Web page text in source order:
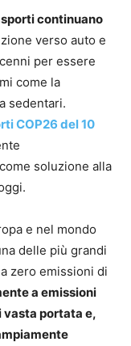
continuano
verso auto e
per essere
come la
sedentari.
COP26 del 10
soluzione alla
e nel mondo
delle più grandi
zero emissioni di
a emissioni
vasta portata e,